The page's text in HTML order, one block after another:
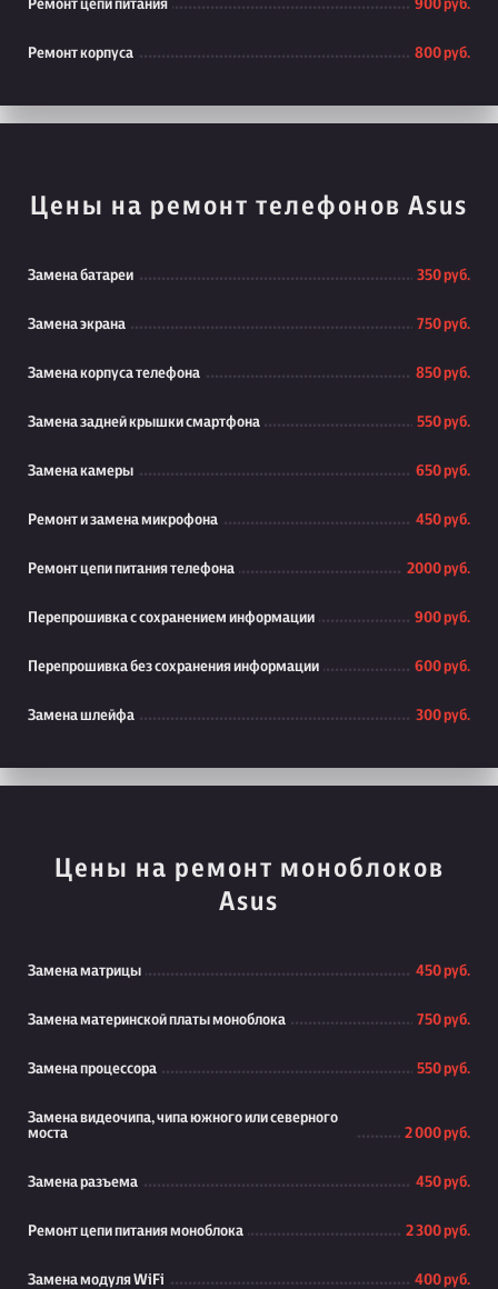
Ремонт цепи питания 900 руб.
Ремонт корпуса 800 руб.
Цены на ремонт телефонов Asus
Замена батареи 350 руб.
Замена экрана 750 руб.
Замена корпуса телефона 850 руб.
Замена задней крышки смартфона 550 руб.
Замена камеры 650 руб.
Ремонт и замена микрофона 450 руб.
Ремонт цепи питания телефона 2000 руб.
Перепрошивка с сохранением информации 900 руб.
Перепрошивка без сохранения информации 600 руб.
Замена шлейфа 300 руб.
Цены на ремонт моноблоков
Asus
Замена матрицы 450 руб.
Замена материнской платы моноблока 750 руб.
Замена процессора 550 руб.
Замена видеочипа, чипа южного или северного
моста
2 000 руб.
Замена разъема 450 руб.
Ремонт цепи питания моноблока 2 300 руб.
Замена модуля WiFi 400 руб.